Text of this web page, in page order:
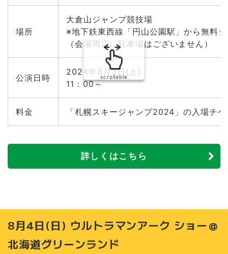
8月14日(水) 仮面ライダーガッチャードショー＠三笠市中
央公園「三笠北海盆おどり」
8月15日(木) 仮面ライダーガッチャードショー＠北海道グ
8月16日(金) はなかっぱ キャラクターショー＠北海道グリ
8月16日(金) おしりたんていがププッとやってくる！＠コ
ーチャンフォー美しが丘店
8月17日(土) おしりたんていがププッとやってくる！＠コ
ーチャンフォー ミュンヘン大橋店
8月17日(土) ウルトラマンアーク ショー@JRA札幌競馬場
8月24日(土) クレヨンしんちゃんがやってくるゾ！＠さっ
9月1日(日) 爆上戦隊ブンブンジャースペシャルショー＠北
海道グリーンランド
ーンランド
場所
大倉山ジャンプ競技場
※地下鉄東西線「円山公園駅」から無料
（会場周辺に駐車場はございません）
公演日時
2024年8月3日(土)
11：00～
料金 「札幌スキージャンプ2024」の入場チ
scrollable
詳しくはこちら
8月4日(日) ウルトラマンアーク ショー＠
北海道グリーンランド